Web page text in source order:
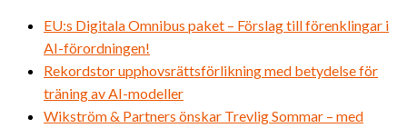
EU:s Digitala Omnibus paket – Förslag till förenklingar i
AI-förordningen!
Rekordstor upphovsrättsförlikning med betydelse för
träning av AI-modeller
Wikström & Partners önskar Trevlig Sommar – med